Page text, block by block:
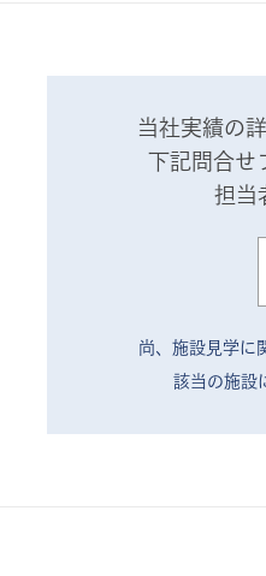
当社実績の
下記問合
担当
尚、施設見学に
該当の施設